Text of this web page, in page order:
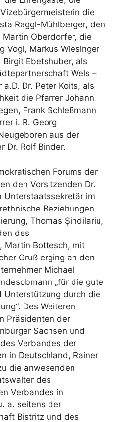
die
Raggl-Mühlberger, den
Martin Oberdorfer, die
Vogl, Markus Wiesinger
Ebetshuber, als
Wels –
Dr. Peter Koits, als
die Pfarrer Johann
Frank Schleßmann
i. R. Georg
aus der
Dr. Rolf Binder.
Forums der
den Vorsitzenden Dr.
Unterstaatssekretär im
Beziehungen
Thomas Şindilariu,
des
Martin Bottesch, mit
Gruß erging an den
Michael
„für die gute
Unterstützung durch die
Des Weiteren
Präsidenten der
Sachsen und
Verbandes der
in Deutschland, Rainer
die anwesenden
des
Verbandes in
a. seitens der
Bistritz und des